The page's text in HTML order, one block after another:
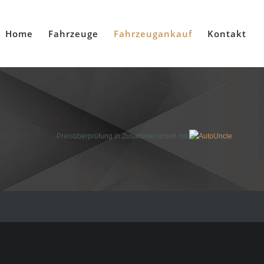
Home Fahrzeuge Fahrzeugankauf Kontakt
Preisüberprüfung in Zusammenarbeit mit